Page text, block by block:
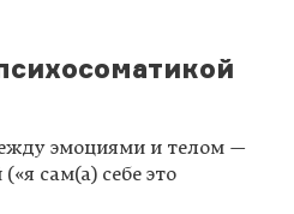
эмоциями и телом —
сам(а) себе это